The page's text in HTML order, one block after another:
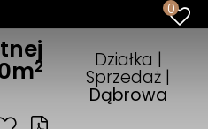
0
2 Działka |
Sprzedaż |
Dąbrowa